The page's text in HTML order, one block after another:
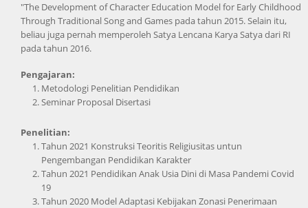
"The Development of Character Education Model for Early Childhood
Through Traditional Song and Games pada tahun 2015. Selain itu,
beliau juga pernah memperoleh Satya Lencana Karya Satya dari RI
pada tahun 2016.
Pengajaran:
Metodologi Penelitian Pendidikan
Seminar Proposal Disertasi
Penelitian:
Tahun 2021 Konstruksi Teoritis Religiusitas untun
Pengembangan Pendidikan Karakter
Tahun 2021 Pendidikan Anak Usia Dini di Masa Pandemi Covid
19
Tahun 2020 Model Adaptasi Kebijakan Zonasi Penerimaan